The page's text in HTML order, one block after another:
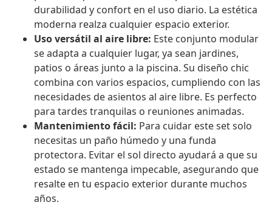
durabilidad y confort en el uso diario. La estética
moderna realza cualquier espacio exterior.
Uso versátil al aire libre: Este conjunto modular
se adapta a cualquier lugar, ya sean jardines,
patios o áreas junto a la piscina. Su diseño chic
combina con varios espacios, cumpliendo con las
necesidades de asientos al aire libre. Es perfecto
para tardes tranquilas o reuniones animadas.
Mantenimiento fácil: Para cuidar este set solo
necesitas un paño húmedo y una funda
protectora. Evitar el sol directo ayudará a que su
estado se mantenga impecable, asegurando que
resalte en tu espacio exterior durante muchos
años.